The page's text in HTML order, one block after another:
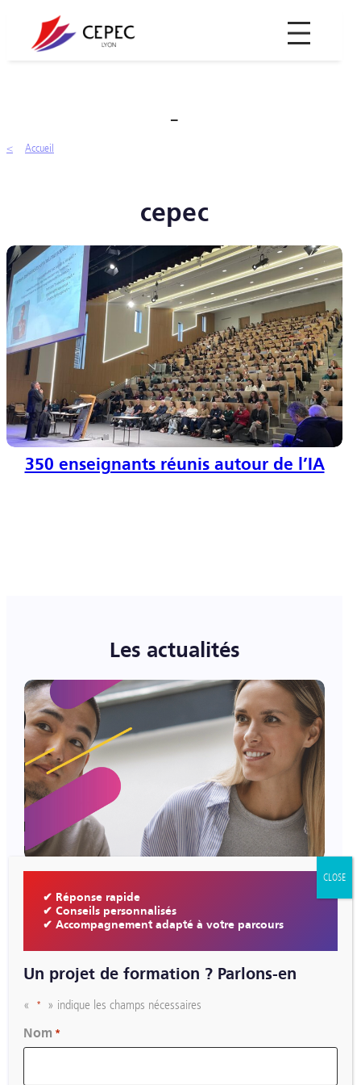
–
Accueil
cepec
350 enseignants réunis autour de l’IA
Les actualités
Les nouvelles formations 2026/2027
✔ Réponse rapide
✔ Conseils personnalisés
✔ Accompagnement adapté à votre parcours
Un projet de formation ? Parlons-en
« *
» indique les champs nécessaires
Nom *
CLOSE